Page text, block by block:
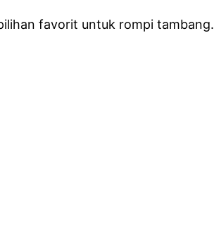
favorit untuk rompi tambang.